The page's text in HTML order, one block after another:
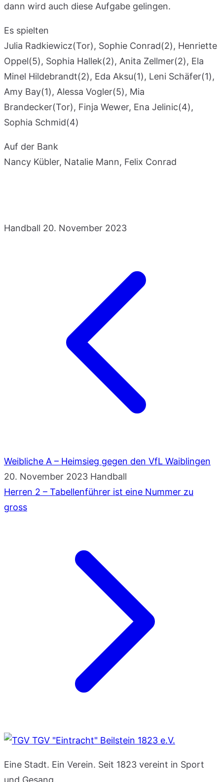
dann wird auch diese Aufgabe gelingen.
Es spielten
Julia Radkiewicz(Tor), Sophie Conrad(2), Henriette
Oppel(5), Sophia Hallek(2), Anita Zellmer(2), Ela
Minel Hildebrandt(2), Eda Aksu(1), Leni Schäfer(1),
Amy Bay(1), Alessa Vogler(5), Mia
Brandecker(Tor), Finja Wewer, Ena Jelinic(4),
Sophia Schmid(4)
Auf der Bank
Nancy Kübler, Natalie Mann, Felix Conrad
Handball 20. November 2023
Weibliche A – Heimsieg gegen den VfL Waiblingen
20. November 2023 Handball
Herren 2 – Tabellenführer ist eine Nummer zu
gross
TGV "Eintracht" Beilstein 1823 e.V.
Eine Stadt. Ein Verein. Seit 1823 vereint in Sport
und Gesang.